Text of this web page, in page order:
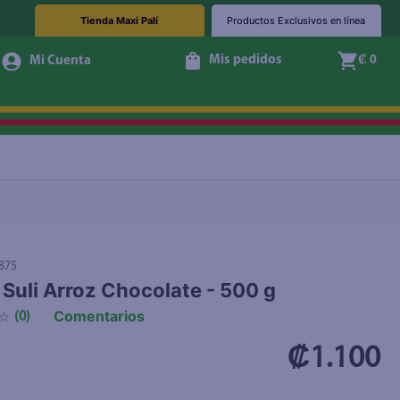
Tienda Maxi Palí Productos Exclusivos en línea
Mis pedidos ₡ 0
Suli Arroz Chocolate - 500 g
☆ (0) Comentarios
₡1.100